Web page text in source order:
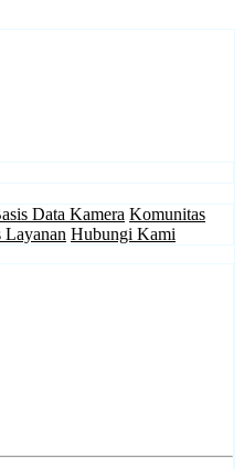
Data Kamera Komunitas
Layanan Hubungi Kami